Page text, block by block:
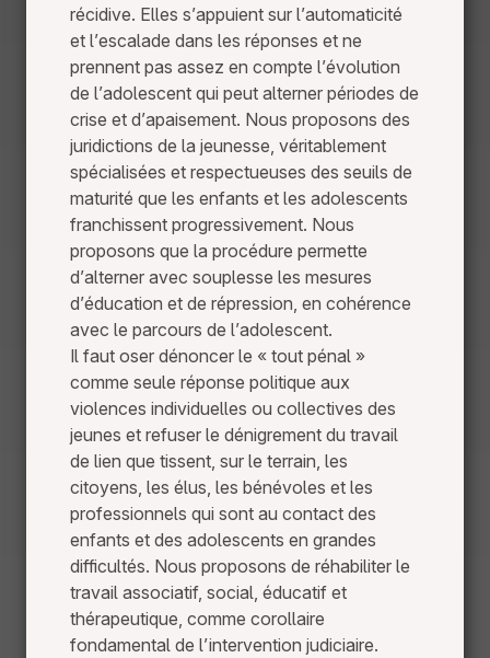
récidive. Elles s’appuient sur l’automaticité
et l’escalade dans les réponses et ne
prennent pas assez en compte l’évolution
de l’adolescent qui peut alterner périodes de
crise et d’apaisement. Nous proposons des
juridictions de la jeunesse, véritablement
spécialisées et respectueuses des seuils de
maturité que les enfants et les adolescents
franchissent progressivement. Nous
proposons que la procédure permette
d’alterner avec souplesse les mesures
d’éducation et de répression, en cohérence
avec le parcours de l’adolescent.
Il faut oser dénoncer le « tout pénal »
comme seule réponse politique aux
violences individuelles ou collectives des
jeunes et refuser le dénigrement du travail
de lien que tissent, sur le terrain, les
citoyens, les élus, les bénévoles et les
professionnels qui sont au contact des
enfants et des adolescents en grandes
difficultés. Nous proposons de réhabiliter le
travail associatif, social, éducatif et
thérapeutique, comme corollaire
fondamental de l’intervention judiciaire.